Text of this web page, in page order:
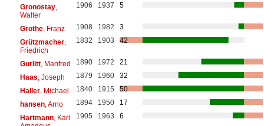
Gronostay,
Walter
1906 1937 5
Grothe, Franz 1908 1982
3
Grützmacher,
Friedrich
1832 1903 42
Gurlitt, Manfred 1890 1972
21
Haas , Joseph 1879 1960
32
Haller, Michael 1840 1915
50
hansen, Arno 1894 1950
17
Hartmann, Karl
1905 1963 6